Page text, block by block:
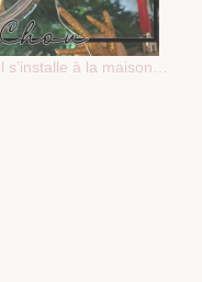
à la maison…